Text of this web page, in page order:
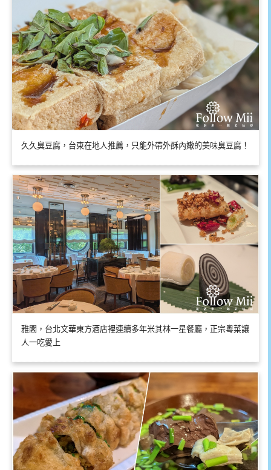
久久臭豆腐，台東在地人推薦，只能外帶外酥內嫩的美味臭豆腐！
雅閣，台北文華東方酒店裡連續多年米其林一星餐廳，正宗粵菜讓
人一吃愛上